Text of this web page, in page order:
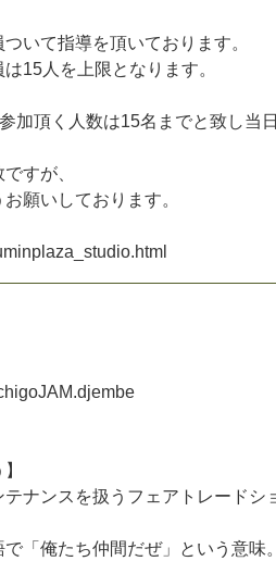
ついて指導を頂いてお り ま す。
は15 人 を 上 限と な り ま す。
参加頂 く 人 数は15名 ま でと致し当 日
ですが
お願い してお り ま す。
minp aza studio.htm
higoJAM.djembe
】
テナンス を扱 う フ ェ ア ト レー ド シ
で 「 俺たち仲間だぜ」 と い う 意味。